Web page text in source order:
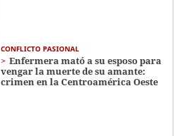
CONFLICTO PASIONAL
Enfermera mató a su esposo para
vengar la muerte de su amante:
crimen en la Centroamérica Oeste